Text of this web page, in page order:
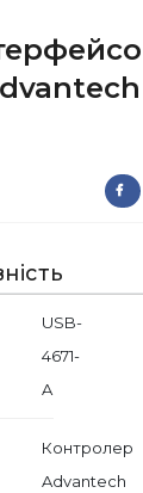
USB-
4671-
A
Контролер
Advantech